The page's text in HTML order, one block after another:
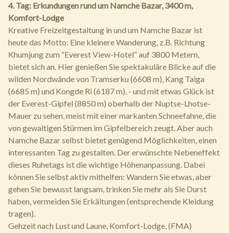
4. Tag: Erkundungen rund um Namche Bazar, 3400 m,
Komfort-Lodge
Kreative Freizeitgestaltung in und um Namche Bazar ist
heute das Motto: Eine kleinere Wanderung, z.B. Richtung
Khumjung zum “Everest View-Hotel” auf 3800 Metern,
bietet sich an. Hier genießen Sie spektakuläre Blicke auf die
wilden Nordwände von Tramserku (6608 m), Kang Taiga
(6685 m) und Kongde Ri (6187 m), - und mit etwas Glück ist
der Everest-Gipfel (8850 m) oberhalb der Nuptse-Lhotse-
Mauer zu sehen, meist mit einer markanten Schneefahne, die
von gewaltigen Stürmen im Gipfelbereich zeugt. Aber auch
Namche Bazar selbst bietet genügend Möglichkeiten, einen
interessanten Tag zu gestalten. Der erwünschte Nebeneffekt
dieses Ruhetags ist die wichtige Höhenanpassung. Dabei
können Sie selbst aktiv mithelfen: Wandern Sie etwas, aber
gehen Sie bewusst langsam, trinken Sie mehr als Sie Durst
haben, vermeiden Sie Erkältungen (entsprechende Kleidung
tragen).
Gehzeit nach Lust und Laune, Komfort-Lodge, (FMA)